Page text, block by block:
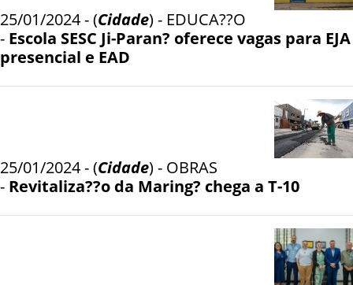
25/01/2024 - (Cidade) - EDUCA??O
- Escola SESC Ji-Paran? oferece vagas para EJA
presencial e EAD
25/01/2024 - (Cidade) - OBRAS
- Revitaliza??o da Maring? chega a T-10